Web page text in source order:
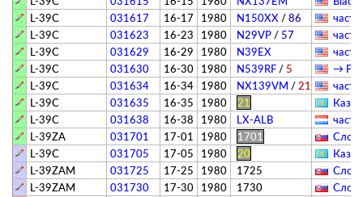
L-39C
031617 16-17 1980 N150XX /86
L-39C
031623 16-23 1980 N29VP / 57
L-39C
031629 16-29 1980 N39EX
L-39C
031630 16-30 1980 N539RF / 5
→
L-39C
031634 16-34 1980 NX139VM /21
L-39C
031635 16-35 1980 21
L-39C
031638 16-38 1980 LX-ALB
L-39ZA
031701 17-01 1980 1701
L-39C
031705 17-05 1980 20
L-39ZAM
031725 17-25 1980 1725
L-39ZAM
031730 17-30 1980 1730